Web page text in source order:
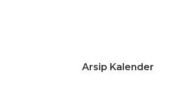
Arsip Kalender